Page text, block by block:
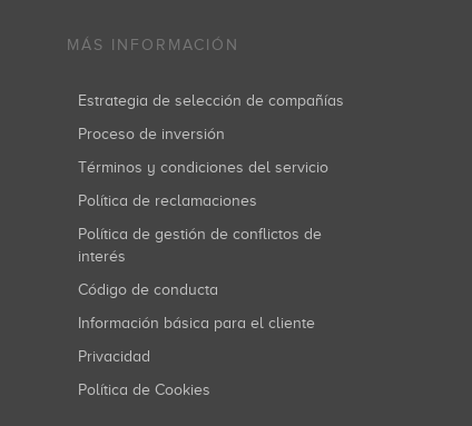
MÁS INFORMACIÓN
Estrategia de selección de compañías
Proceso de inversión
Términos y condiciones del servicio
Política de reclamaciones
Política de gestión de conflictos de
interés
Código de conducta
Información básica para el cliente
Privacidad
Política de Cookies